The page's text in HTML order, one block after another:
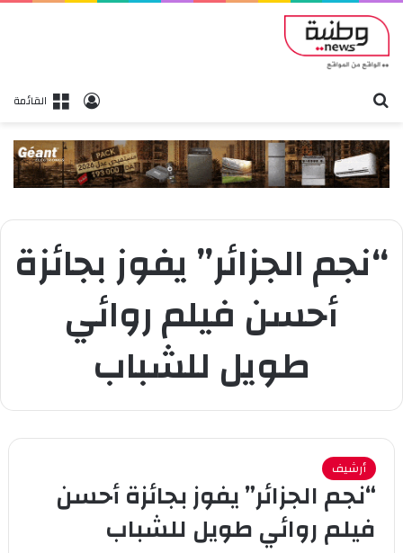
القائمةتسجيل
“نجم الجزائر” يفوز بجائزة
أحسن فيلم روائي
طويل للشباب
أرشيف
“نجم الجزائر” يفوز بجائزة أحسن
فيلم روائي طويل للشباب